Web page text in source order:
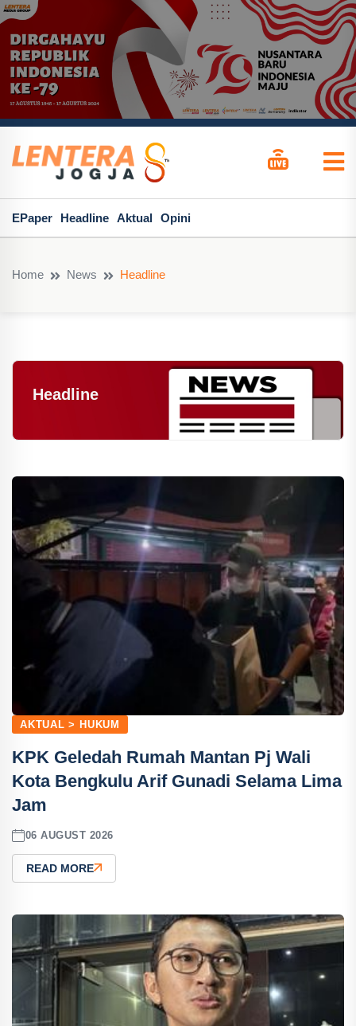
EPaper Headline Aktual Opini
Home News Headline
Headline
AKTUAL > HUKUM
KPK Geledah Rumah Mantan Pj Wali
Kota Bengkulu Arif Gunadi Selama Lima
Jam
06 AUGUST 2026
READ MORE